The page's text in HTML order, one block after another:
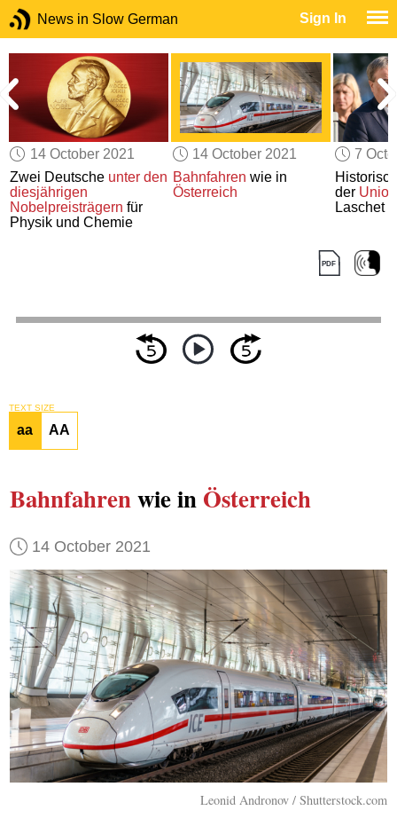
News in Slow German Sign In
14 October 2021
Zwei Deutsche unter den
diesjährigen
Nobelpreisträgern für
Physik und Chemie
14 October 2021
Bahnfahren wie in
Österreich
7
der Union
Laschet
TEXT SIZE
aa AA
Bahnfahrenwie in Österreich
14 October 2021
Leonid Andronov / Shutterstock.com